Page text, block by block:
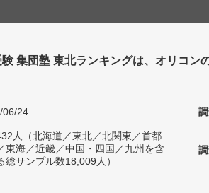
集団塾 東北ランキングは、オリコン
06/24
人（北海道／東北／北関東／首都
東海／近畿／中国・四国／九州を含
サンプル数18,009人）